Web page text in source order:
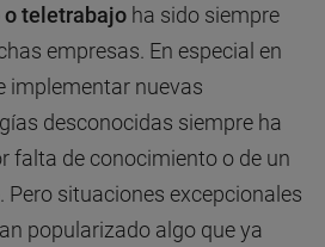
teletrabajo ha sido siempre
empresas. En especial en
implementar nuevas
desconocidas siempre ha
falta de conocimiento o de un
Pero situaciones excepcionales
popularizado algo que ya